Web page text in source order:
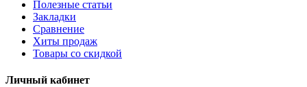
Полезные статьи
Закладки
Сравнение
Хиты продаж
Товары со скидкой
Личный кабинет